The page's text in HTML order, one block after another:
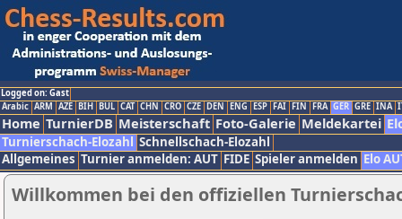
Logged on: Gast
Arabic ARM AZE BIH BUL CAT CHN CRO CZE DEN ENG ESP FAI FIN FRA GER GRE INA
Home TurnierDB Meisterschaft Foto-Galerie Meldekartei
Turnierschach-Elozahl Schnellschach-Elozahl
Allgemeines Turnier anmelden: AUT FIDE Spieler anmelden Elo
Willkommen bei den offiziellen